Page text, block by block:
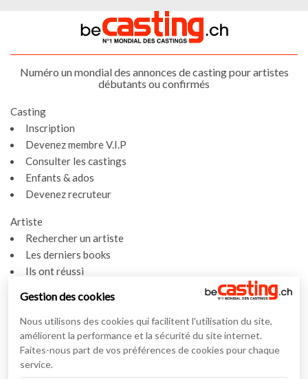
Numéro un mondial des annonces de casting pour artistes
débutants ou confirmés
Casting
Inscription
Devenez membre V.I.P
Consulter les castings
Enfants & ados
Devenez recruteur
Artiste
Rechercher un artiste
Les derniers books
Ils ont réussi
Actualités
Actualités
Vidéos
Interviews
Gestion des cookies
Nous utilisons des cookies qui facilitent l'utilisation du site,
améliorent la performance et la sécurité du site internet.
Faites-nous part de vos préférences de cookies pour chaque
service.